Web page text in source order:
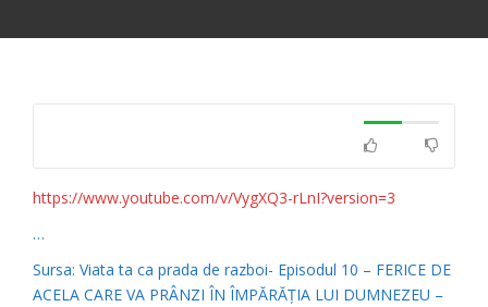
https://www.youtube.com/v/VygXQ3-rLnI?version=3
…
Sursa: Viata ta ca prada de razboi- Episodul 10 – FERICE DE
ACELA CARE VA PRÂNZI ÎN ÎMPĂRĂȚIA LUI DUMNEZEU –